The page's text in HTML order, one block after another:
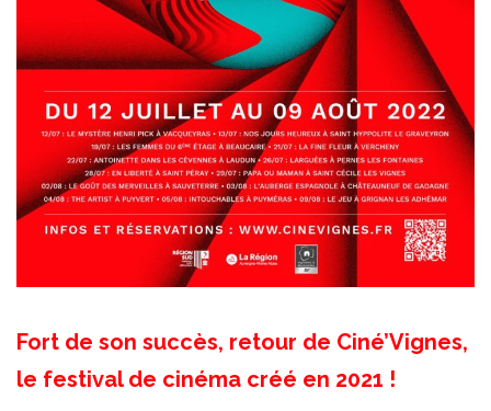
Fort de son succès, retour de Ciné’Vignes,
le festival de cinéma créé en 2021 !